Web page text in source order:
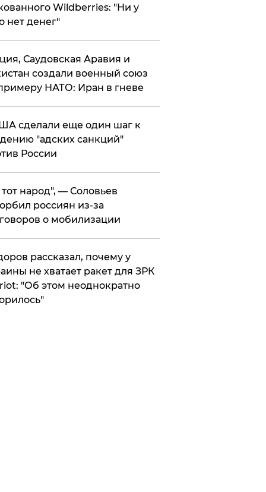
Wildberries: "Ни у
нет денег"
Саудовская Аравия и
создали военный союз
НАТО: Иран в гневе
сделали еще один шаг к
"адских санкций"
России
народ", — Соловьев
россиян из-за
о мобилизации
рассказал, почему у
не хватает ракет для ЗРК
"Об этом неоднократно